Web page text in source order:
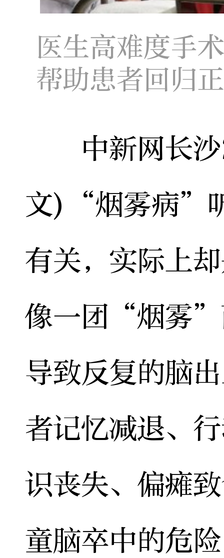
医生高难度手
帮助患者回归
中新网长沙
文)“烟雾病”
有关，实际上
像一团“烟雾
导致反复的脑
者记忆减退、
识丧失、偏瘫
童脑卒中的危